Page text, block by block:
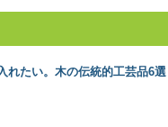
入れたい。木の伝統的工
て美しさを持つ日本の伝統的工
れたい。木の伝統的工芸品6選